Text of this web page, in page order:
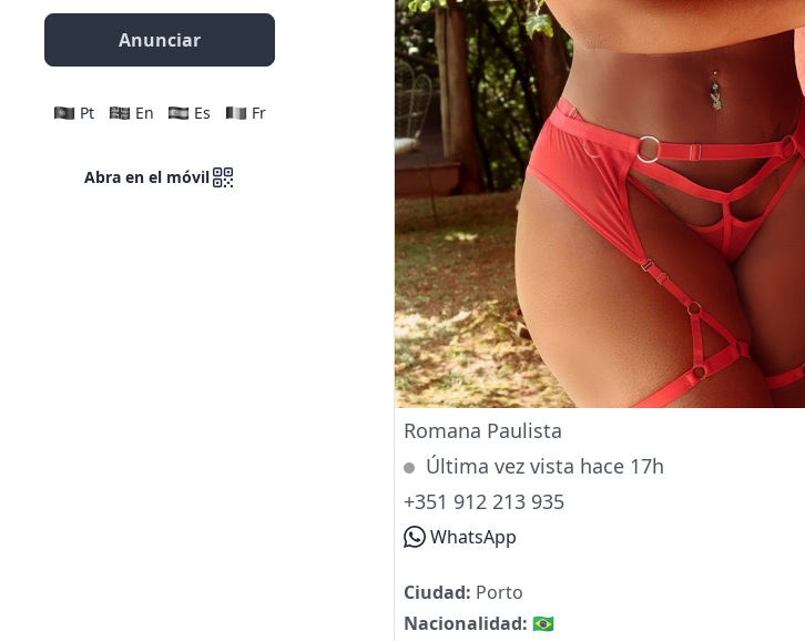
Anunciar
Pt En Es Fr
Abra en el móvil
Romana Paulista
Última vez vista hace 17h
+351 912 213 935
WhatsApp
Ciudad: Porto
Nacionalidad: 🇧🇷